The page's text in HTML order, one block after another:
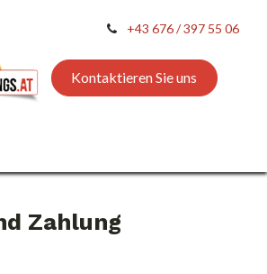
+43 676 / 397 55 06
Kontaktieren Sie uns
Zahlung